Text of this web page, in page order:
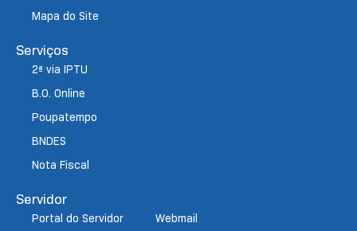
Mapa do Site
Serviços
2ª via IPTU
B.O. Online
Poupatempo
BNDES
Nota Fiscal
Servidor
Portal do Servidor Webmail